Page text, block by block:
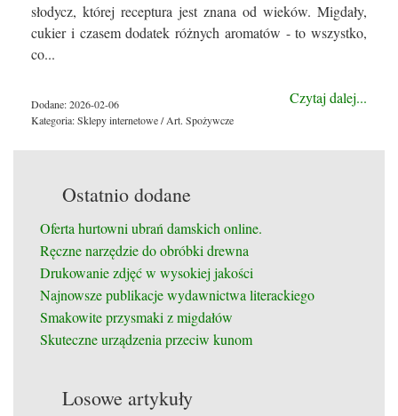
słodycz, której receptura jest znana od wieków. Migdały,
cukier i czasem dodatek różnych aromatów - to wszystko,
co...
Czytaj dalej...
Dodane: 2026-02-06
Kategoria: Sklepy internetowe / Art. Spożywcze
Ostatnio dodane
Oferta hurtowni ubrań damskich online.
Ręczne narzędzie do obróbki drewna
Drukowanie zdjęć w wysokiej jakości
Najnowsze publikacje wydawnictwa literackiego
Smakowite przysmaki z migdałów
Skuteczne urządzenia przeciw kunom
Losowe artykuły